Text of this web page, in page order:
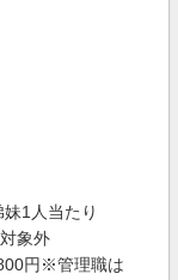
1人当たり
象外
円※管理職は